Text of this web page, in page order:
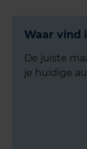
Waar vind
De juiste
je huidige